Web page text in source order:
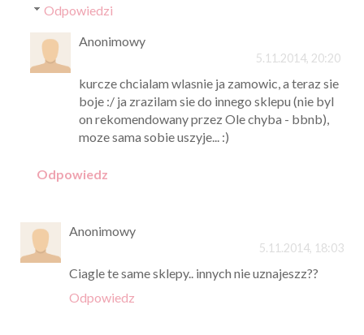
Odpowiedzi
Anonimowy
5.11.2014, 20:20
kurcze chcialam wlasnie ja zamowic, a teraz sie
boje :/ ja zrazilam sie do innego sklepu (nie byl
on rekomendowany przez Ole chyba - bbnb),
moze sama sobie uszyje... :)
Odpowiedz
Anonimowy
5.11.2014, 18:03
Ciagle te same sklepy.. innych nie uznajeszz??
Odpowiedz